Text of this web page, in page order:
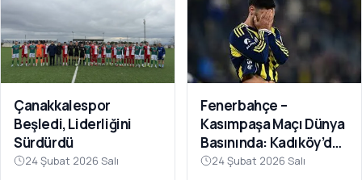
Çanakkalespor
Beşledi, Liderliğini
Sürdürdü
24 Şubat 2026 Salı
Fenerbahçe –
Kasımpaşa Maçı Dünya
Basınında: Kadıköy’de
Büyük Şok
24 Şubat 2026 Salı